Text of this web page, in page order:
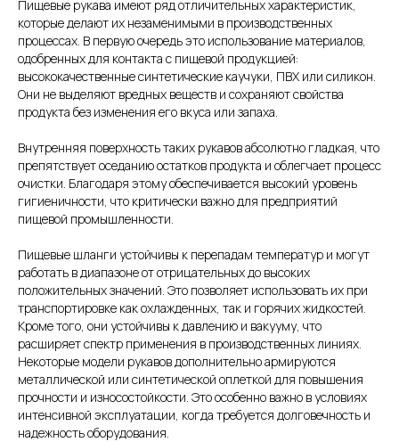
Пищевые рукава имеют ряд отличительных характеристик,
которые делают их незаменимыми в производственных
процессах. В первую очередь это использование материалов,
одобренных для контакта с пищевой продукцией:
высококачественные синтетические каучуки, ПВХ или силикон.
Они не выделяют вредных веществ и сохраняют свойства
продукта без изменения его вкуса или запаха.
Внутренняя поверхность таких рукавов абсолютно гладкая, что
препятствует оседанию остатков продукта и облегчает процесс
очистки. Благодаря этому обеспечивается высокий уровень
гигиеничности, что критически важно для предприятий
пищевой промышленности.
Пищевые шланги устойчивы к перепадам температур и могут
работать в диапазоне от отрицательных до высоких
положительных значений. Это позволяет использовать их при
транспортировке как охлажденных, так и горячих жидкостей.
Кроме того, они устойчивы к давлению и вакууму, что
расширяет спектр применения в производственных линиях.
Некоторые модели рукавов дополнительно армируются
металлической или синтетической оплеткой для повышения
прочности и износостойкости. Это особенно важно в условиях
интенсивной эксплуатации, когда требуется долговечность и
надежность оборудования.